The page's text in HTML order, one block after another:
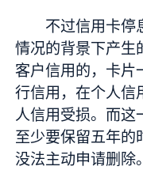
不过信用卡停
情况的背景下产生
客户信用的，卡片
行信用，在个人信
人信用受损。而这
至少要保留五年的
没法主动申请删除。